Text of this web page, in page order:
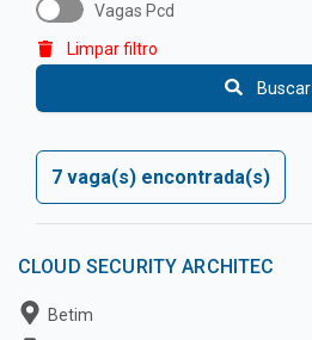
Vagas Pcd
Limpar filtro
Buscar
7 vaga(s) encontrada(s)
CLOUD SECURITY ARCHITEC
Betim